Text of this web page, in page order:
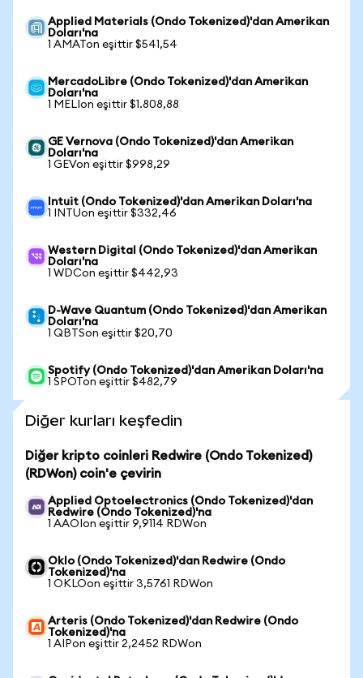
Applied Materials (Ondo Tokenized)'dan Amerikan
Doları'na
1 AMATon eşittir $541,54
MercadoLibre (Ondo Tokenized)'dan Amerikan
Doları'na
1 MELIon eşittir $1.808,88
GE Vernova (Ondo Tokenized)'dan Amerikan
Doları'na
1 GEVon eşittir $998,29
Intuit (Ondo Tokenized)'dan Amerikan Doları'na
1 INTUon eşittir $332,46
Western Digital (Ondo Tokenized)'dan Amerikan
Doları'na
1 WDCon eşittir $442,93
D-Wave Quantum (Ondo Tokenized)'dan Amerikan
Doları'na
1 QBTSon eşittir $20,70
Spotify (Ondo Tokenized)'dan Amerikan Doları'na
1 SPOTon eşittir $482,79
Diğer kurları keşfedin
Diğer kripto coinleri Redwire (Ondo Tokenized)
(RDWon) coin'e çevirin
Applied Optoelectronics (Ondo Tokenized)'dan
Redwire (Ondo Tokenized)'na
1 AAOIon eşittir 9,9114 RDWon
Oklo (Ondo Tokenized)'dan Redwire (Ondo
Tokenized)'na
1 OKLOon eşittir 3,5761 RDWon
Arteris (Ondo Tokenized)'dan Redwire (Ondo
Tokenized)'na
1 AIPon eşittir 2,2452 RDWon